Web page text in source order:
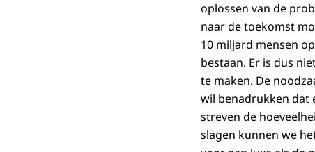
oplossen van de
naar de toekomst
10 miljard mensen
bestaan. Er is dus
te maken. De
wil benadrukken dat
streven de
slagen kunnen we